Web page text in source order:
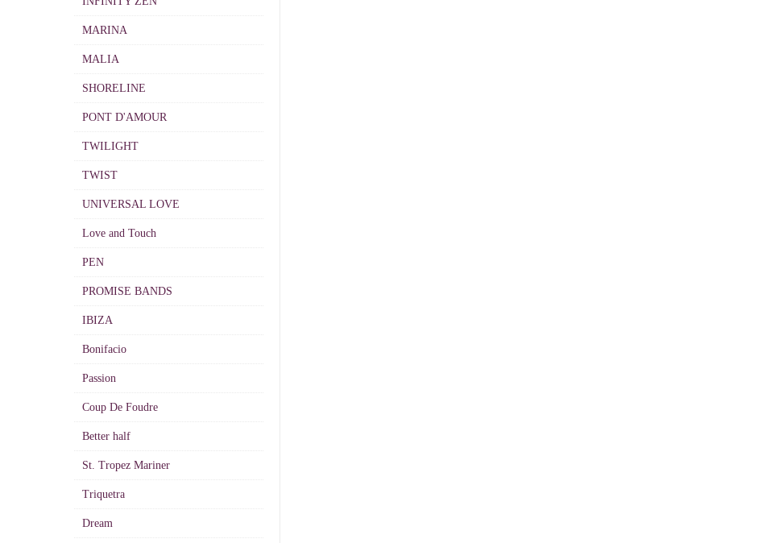
MARINA
MALIA
SHORELINE
PONT D'AMOUR
TWILIGHT
TWIST
UNIVERSAL LOVE
Love and Touch
PEN
PROMISE BANDS
IBIZA
Bonifacio
Passion
Coup De Foudre
Better half
St. Tropez Mariner
Triquetra
Dream